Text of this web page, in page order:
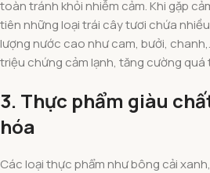
toàn tránh khỏi nhiễm cảm. Khi gặp
tiên những loại trái cây tươi chứa
lượng nước cao như cam, bưởi,
triệu chứng cảm lạnh, tăng cường quá
3. Thực phẩm giàu
hóa
Các loại thực phẩm như bông cải